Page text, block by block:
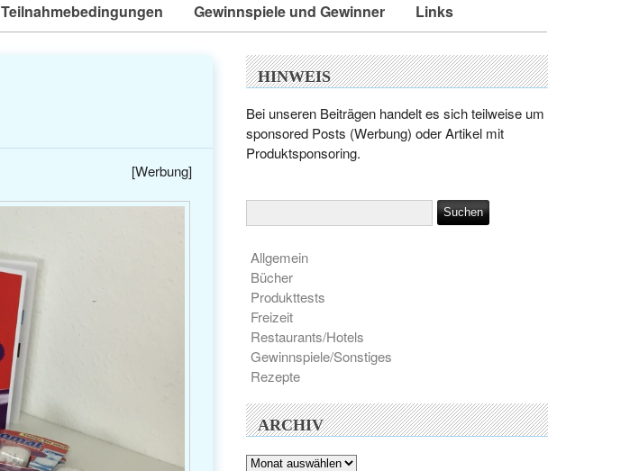
Teilnahmebedingungen Gewinnspiele und Gewinner Links
[Werbung]
HINWEIS
Bei unseren Beiträgen handelt es sich teilweise um
sponsored Posts (Werbung) oder Artikel mit
Produktsponsoring.
Allgemein
Bücher
Produkttests
Freizeit
Restaurants/Hotels
Gewinnspiele/Sonstiges
Rezepte
ARCHIV
Archiv